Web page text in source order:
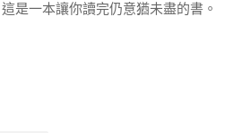
是一本讓你讀完仍意猶未盡的書。